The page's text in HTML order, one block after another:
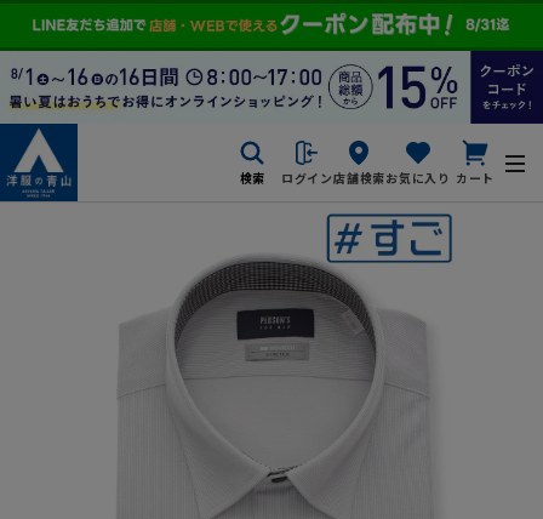
検索 ログイン店舗検索お気に入り カート